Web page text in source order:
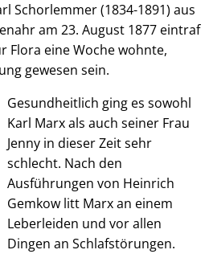
Schorlemmer (1834-1891) aus
am 23. August 1877 eintraf
Flora eine Woche wohnte,
gewesen sein.
Gesundheitlich ging es sowohl
Karl Marx als auch seiner Frau
Jenny in dieser Zeit sehr
schlecht. Nach den
Ausführungen von Heinrich
Gemkow litt Marx an einem
Leberleiden und vor allen
Dingen an Schlafstörungen.